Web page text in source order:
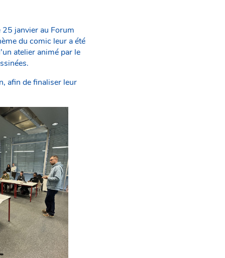
25 janvier au Forum
du comic leur a été
atelier animé par le
afin de finaliser leur